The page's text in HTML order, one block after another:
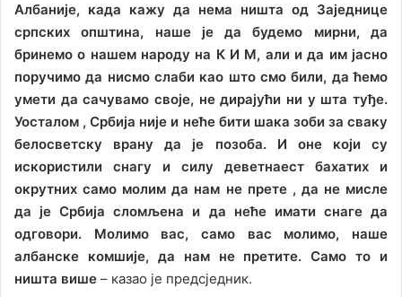
Албаније, када кажу да нема ништа од Заједнице
српских општина, наше је да будемо мирни, да
бринемо о нашем народу на К И М, али и да им јасно
поручимо да нисмо слаби као што смо били, да ћемо
умети да сачувамо своје, не дирајући ни у шта туђе.
Уосталом , Србија није и неће бити шака зоби за сваку
белосветску врану да је позоба. И оне који су
искористили снагу и силу деветнаест бахатих и
окрутних само молим да нам не прете , да не мисле
да је Србија сломљена и да неће имати снаге да
одговори. Молимо вас, само вас молимо, наше
албанске комшије, да нам не претите. Само то и
ништа више – казао је предсједник.